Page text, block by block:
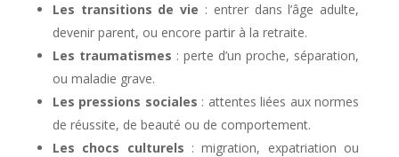
Les transitions de vie : entrer dans l’âge adulte,
devenir parent, ou encore partir à la retraite.
Les traumatismes : perte d’un proche, séparation,
ou maladie grave.
Les pressions sociales : attentes liées aux normes
de réussite, de beauté ou de comportement.
Les chocs culturels : migration, expatriation ou